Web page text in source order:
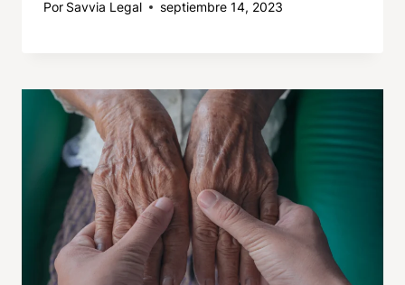
Por Savvia Legal septiembre 14, 2023